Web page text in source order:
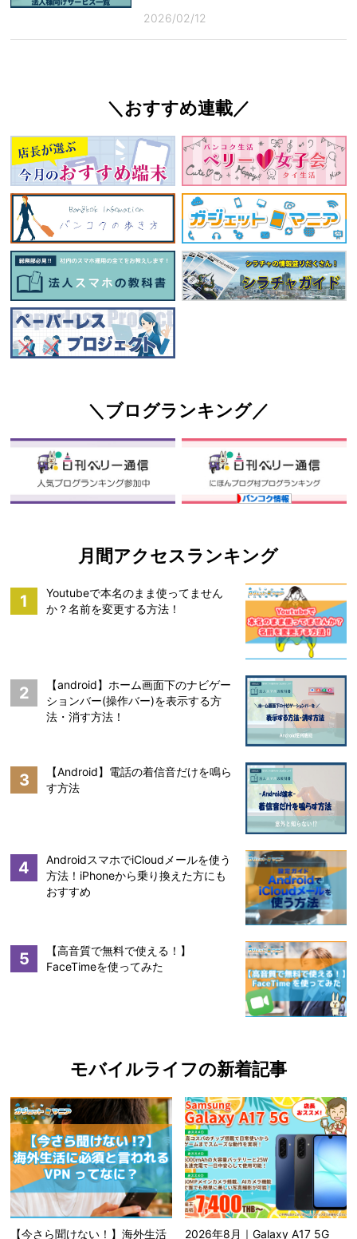
2026/02/12
＼おすすめ連載／
＼ブログランキング／
月間アクセスランキング
1
Youtubeで本名のまま使ってません
か？名前を変更する方法！
2
【android】ホーム画面下のナビゲー
ションバー(操作バー)を表示する方
法・消す方法！
3
【Android】電話の着信音だけを鳴ら
す方法
4
AndroidスマホでiCloudメールを使う
方法！iPhoneから乗り換えた方にも
おすすめ
5
【高音質で無料で使える！】
FaceTimeを使ってみた
モバイルライフの新着記事
【今さら聞けない！】海外生活 2026年8月｜Galaxy A17 5G